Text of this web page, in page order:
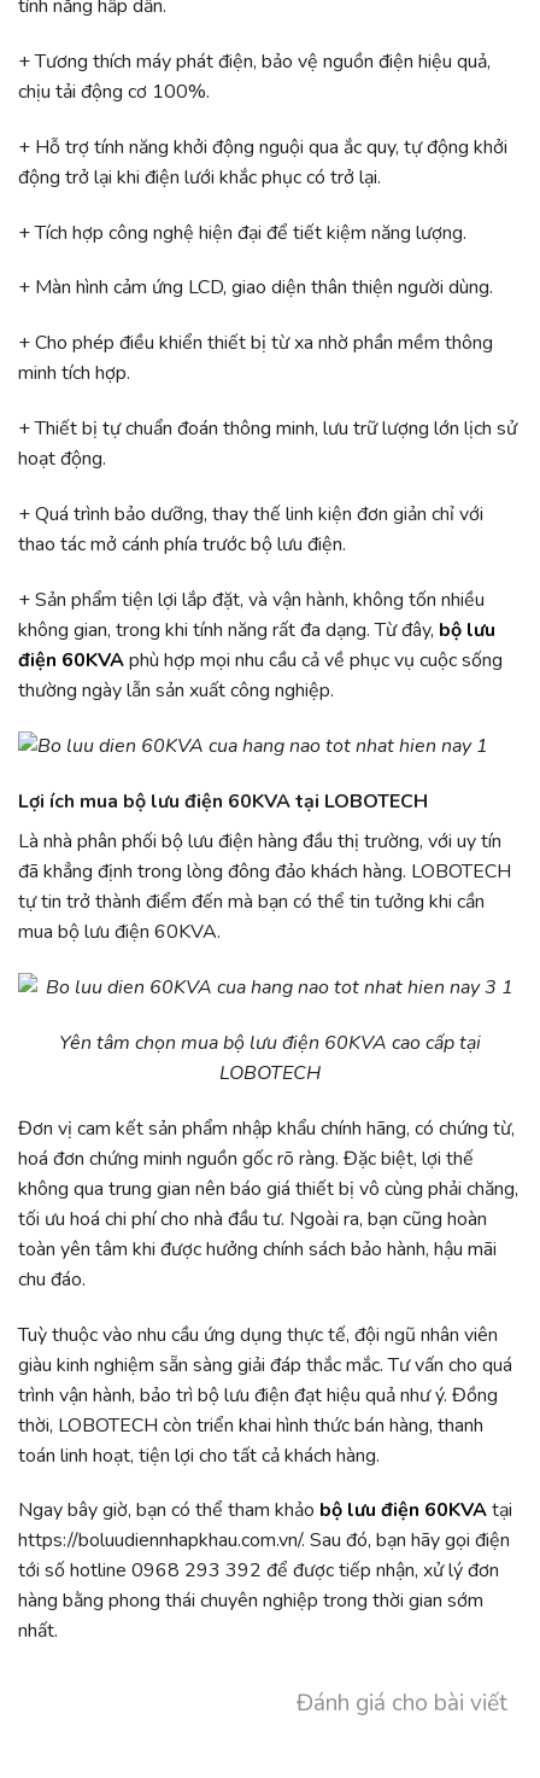
tính năng hấp dẫn.
+ Tương thích máy phát điện, bảo vệ nguồn điện hiệu quả,
chịu tải động cơ 100%.
+ Hỗ trợ tính năng khởi động nguội qua ắc quy, tự động khởi
động trở lại khi điện lưới khắc phục có trở lại.
+ Tích hợp công nghệ hiện đại để tiết kiệm năng lượng.
+ Màn hình cảm ứng LCD, giao diện thân thiện người dùng.
+ Cho phép điều khiển thiết bị từ xa nhờ phần mềm thông
minh tích hợp.
+ Thiết bị tự chuẩn đoán thông minh, lưu trữ lượng lớn lịch sử
hoạt động.
+ Quá trình bảo dưỡng, thay thế linh kiện đơn giản chỉ với
thao tác mở cánh phía trước bộ lưu điện.
+ Sản phẩm tiện lợi lắp đặt, và vận hành, không tốn nhiều
không gian, trong khi tính năng rất đa dạng. Từ đây, bộ lưu
điện 60KVAphù hợp mọi nhu cầu cả về phục vụ cuộc sống
thường ngày lẫn sản xuất công nghiệp.
Lợi ích mua bộ lưu điện 60KVA tại LOBOTECH
Là nhà phân phối bộ lưu điện hàng đầu thị trường, với uy tín
đã khẳng định trong lòng đông đảo khách hàng. LOBOTECH
tự tin trở thành điểm đến mà bạn có thể tin tưởng khi cần
mua bộ lưu điện 60KVA.
Yên tâm chọn mua bộ lưu điện 60KVA cao cấp tại
LOBOTECH
Đơn vị cam kết sản phẩm nhập khẩu chính hãng, có chứng từ,
hoá đơn chứng minh nguồn gốc rõ ràng. Đặc biệt, lợi thế
không qua trung gian nên báo giá thiết bị vô cùng phải chăng,
tối ưu hoá chi phí cho nhà đầu tư. Ngoài ra, bạn cũng hoàn
toàn yên tâm khi được hưởng chính sách bảo hành, hậu mãi
chu đáo.
Tuỳ thuộc vào nhu cầu ứng dụng thực tế, đội ngũ nhân viên
giàu kinh nghiệm sẵn sàng giải đáp thắc mắc. Tư vấn cho quá
trình vận hành, bảo trì bộ lưu điện đạt hiệu quả như ý. Đồng
thời, LOBOTECH còn triển khai hình thức bán hàng, thanh
toán linh hoạt, tiện lợi cho tất cả khách hàng.
Ngay bây giờ, bạn có thể tham khảo bộ lưu điện 60KVAtại
https://boluudiennhapkhau.com.vn/. Sau đó, bạn hãy gọi điện
tới số hotline 0968 293 392 để được tiếp nhận, xử lý đơn
hàng bằng phong thái chuyên nghiệp trong thời gian sớm
nhất.
Đánh giá cho bài viết